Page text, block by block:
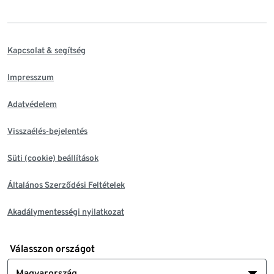
Kapcsolat & segítség
Impresszum
Adatvédelem
Visszaélés-bejelentés
Süti (cookie) beállítások
Általános Szerződési Feltételek
Akadálymentességi nyilatkozat
Válasszon országot